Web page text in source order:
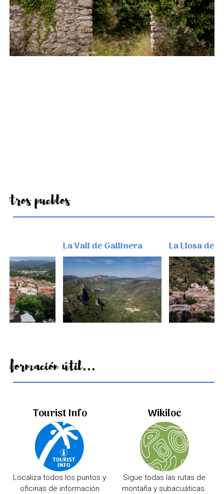
Otros pueblos
La Vall de Gallinera La Llosa de
Información útil...
Tourist Info
Localiza todos los puntos y
oficinas de información
Wikiloc
Sigue todas las rutas de
montaña y subacuáticas.